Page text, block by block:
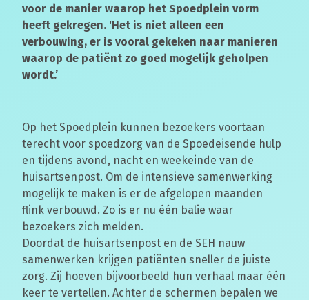
voor de manier waarop het Spoedplein vorm
heeft gekregen. 'Het is niet alleen een
verbouwing, er is vooral gekeken naar manieren
waarop de patiënt zo goed mogelijk geholpen
wordt.’
Op het Spoedplein kunnen bezoekers voortaan
terecht voor spoedzorg van de Spoedeisende hulp
en tijdens avond, nacht en weekeinde van de
huisartsenpost. Om de intensieve samenwerking
mogelijk te maken is er de afgelopen maanden
flink verbouwd. Zo is er nu één balie waar
bezoekers zich melden.
Doordat de huisartsenpost en de SEH nauw
samenwerken krijgen patiënten sneller de juiste
zorg. Zij hoeven bijvoorbeeld hun verhaal maar één
keer te vertellen. Achter de schermen bepalen we